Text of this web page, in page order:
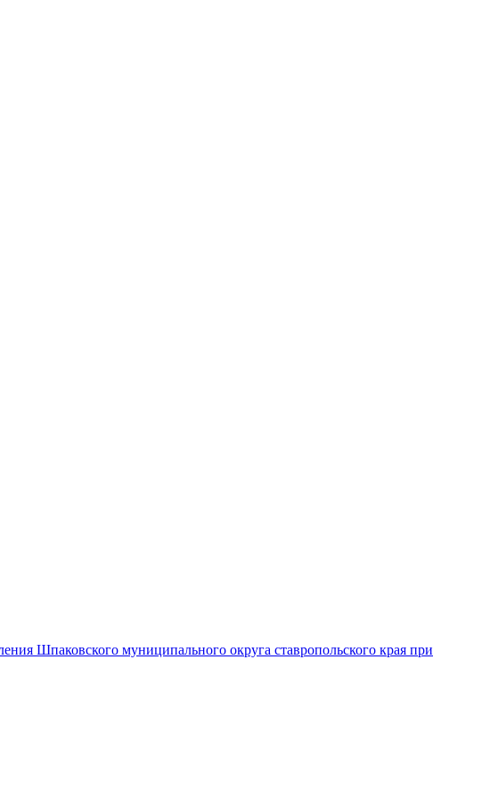
Шпаковского муниципального округа ставропольского края при